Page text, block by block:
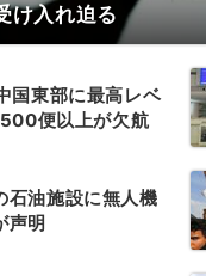
け入れ迫る
国東部に最高レベ
便以上が欠航
石油施設に無人機
声明